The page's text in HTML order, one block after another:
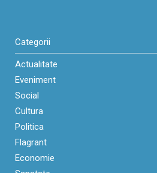
Categorii
Actualitate
Eveniment
Social
Cultura
Politica
Flagrant
Economie